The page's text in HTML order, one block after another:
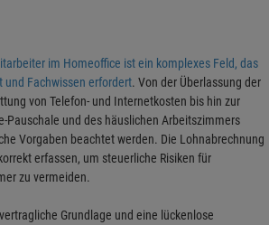
im Homeoffice ist ein komplexes Feld, das
und Fachwissen erfordert. Von der Überlassung der
von Telefon- und Internetkosten bis hin zur
Pauschale und des häuslichen Arbeitszimmers
Vorgaben beachtet werden. Die Lohnabrechnung
erfassen, um steuerliche Risiken für
zu vermeiden.
Grundlage und eine lückenlose